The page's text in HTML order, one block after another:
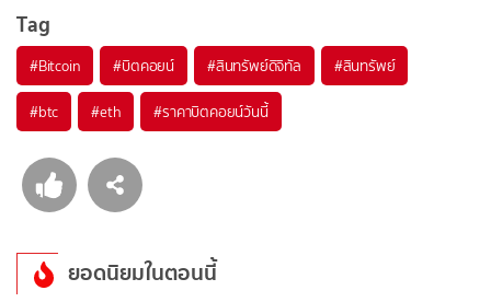
Tag
#Bitcoin #บิตคอยน์ #สินทรัพย์ดิจิทัล #สินทรัพย์
#btc #eth #ราคาบิตคอยน์วันนี้
ยอดนิยมในตอนนี้